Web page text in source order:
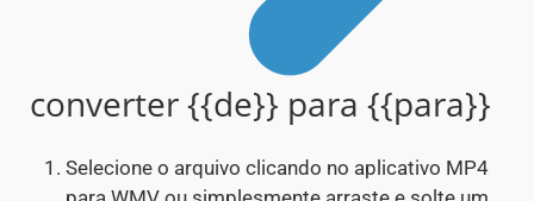
converter {{de}} para {{para}}
Selecione o arquivo clicando no aplicativo MP4